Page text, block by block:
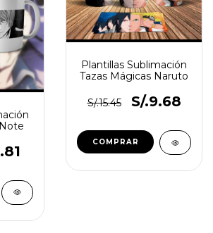
Plantillas Sublimación
Tazas Mágicas Naruto
S/.15.45 S/.9.68